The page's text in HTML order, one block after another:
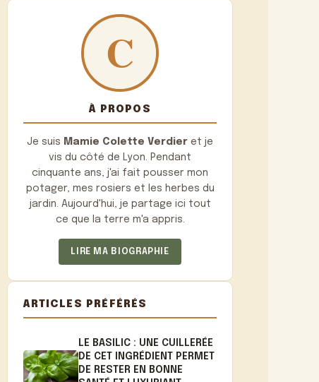
À PROPOS
Je suis Mamie Colette Verdier et je
vis du côté de Lyon. Pendant
cinquante ans, j'ai fait pousser mon
potager, mes rosiers et les herbes du
jardin. Aujourd'hui, je partage ici tout
ce que la terre m'a appris.
LIRE MA BIOGRAPHIE
ARTICLES PRÉFÉRÉS
LE BASILIC : UNE CUILLERÉE
DE CET INGRÉDIENT PERMET
DE RESTER EN BONNE